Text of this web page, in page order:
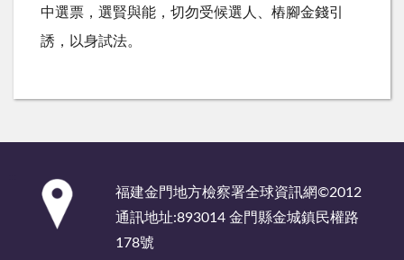
中選票，選賢與能，切勿受候選人、樁腳金錢引
誘，以身試法。
福建金門地方檢察署全球資訊網©2012
通訊地址:893014 金門縣金城鎮民權路
178號